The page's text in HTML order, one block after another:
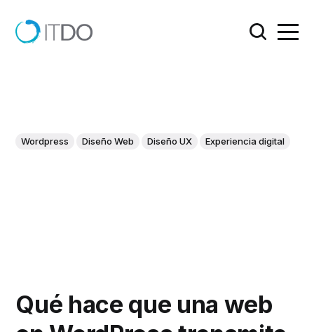
Wordpress Diseño Web Diseño UX Experiencia digital
Qué hace que una web